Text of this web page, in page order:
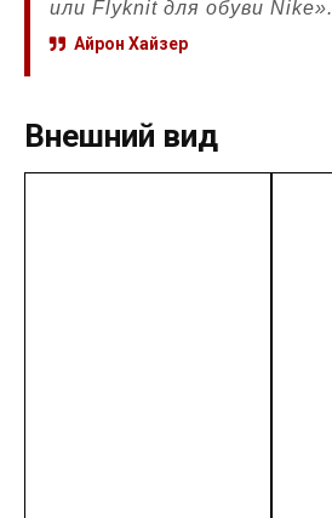
или Flyknit для обуви Nike».
Айрон Хайзер
Внешний вид